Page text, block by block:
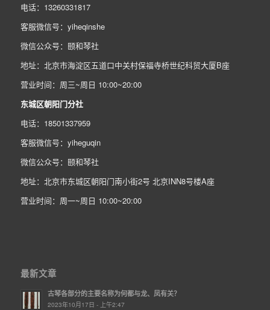
电话：13260331817
客服微信号：yiheqinshe
微信公众号：颐和琴社
地址：北京市海淀区五道口中关村保福寺桥世纪科贸大厦B座
营业时间：周三~周日 10:00~20:00
东城区朝阳门分社
电话：18501337959
客服微信号：yiheguqin
微信公众号：颐和琴社
地址：北京市东城区朝阳门南小街2号 北京INN8号楼A座
营业时间：周一~周日 10:00~20:00
最新文章
古琴各部分的主要名称为何都与龙、凤有关？
2023年10月17日 - 上午2:47